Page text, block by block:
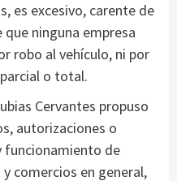
es excesivo, carente de
ninguna empresa
robo al vehículo, ni por
o total.
Cervantes propuso
autorizaciones o
funcionamiento de
comercios en general,